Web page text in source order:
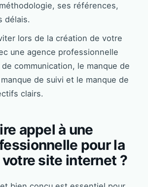
ses références,
délais.
lors de la création de votre
une agence professionnelle
communication, le manque de
de suivi et le manque de
clairs.
appel à une
pour la
site internet ?